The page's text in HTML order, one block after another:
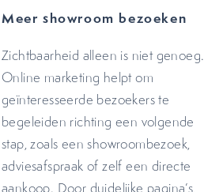
Meer showroom bezoeken
Zichtbaarheid alleen is niet genoeg.
Online marketing helpt om
geïnteresseerde bezoekers te
begeleiden richting een volgende
stap, zoals een showroombezoek,
adviesafspraak of zelf een directe
aankoop. Door duidelijke pagina’s,